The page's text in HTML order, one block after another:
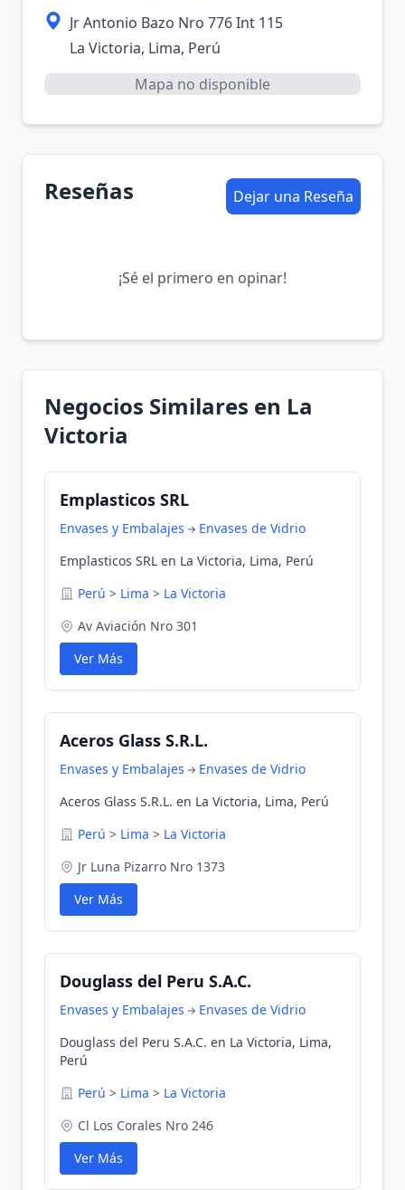
Jr Antonio Bazo Nro 776 Int 115
La Victoria, Lima, Perú
Mapa no disponible
Reseñas Dejar una Reseña
¡Sé el primero en opinar!
Negocios Similares en La
Victoria
Emplasticos SRL
Envases y Embalajes
Envases de Vidrio
Emplasticos SRL en La Victoria, Lima, Perú
Perú > Lima > La Victoria
Av Aviación Nro 301
Ver Más
Aceros Glass S.R.L.
Envases y Embalajes
Envases de Vidrio
Aceros Glass S.R.L. en La Victoria, Lima, Perú
Perú > Lima > La Victoria
Jr Luna Pizarro Nro 1373
Ver Más
Douglass del Peru S.A.C.
Envases y Embalajes
Envases de Vidrio
Douglass del Peru S.A.C. en La Victoria, Lima,
Perú
Perú > Lima > La Victoria
Cl Los Corales Nro 246
Ver Más